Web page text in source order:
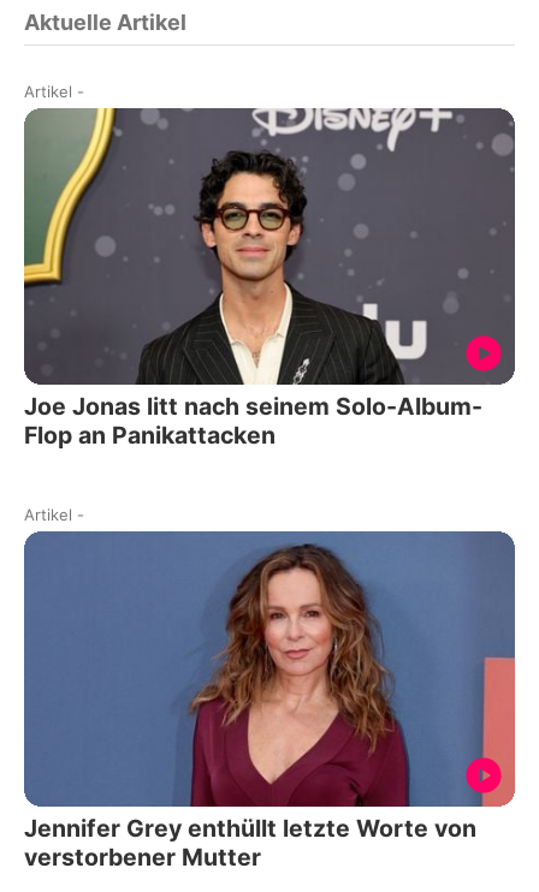
Aktuelle Artikel
Artikel -
Joe Jonas litt nach seinem Solo-Album-
Flop an Panikattacken
Artikel -
Jennifer Grey enthüllt letzte Worte von
verstorbener Mutter